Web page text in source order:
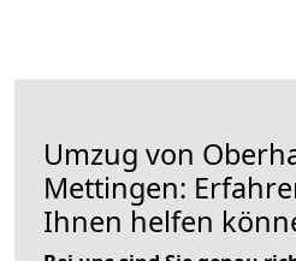
Umzug von
Mettingen:
Ihnen helfen